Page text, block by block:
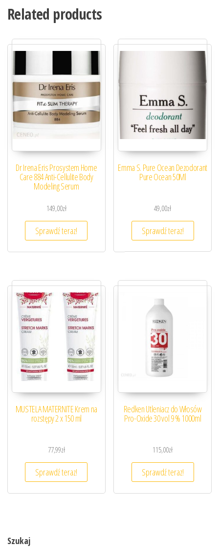
Related products
Dr Irena Eris Prosystem Home
Care 884 Anti-Cellulite Body
Modeling Serum
149,00zł
Sprawdź teraz!
Emma S. Pure Ocean Dezodorant
Pure Ocean 50Ml
49,00zł
Sprawdź teraz!
MUSTELA MATERNITE Krem na
rozstępy 2 x 150 ml
77,99zł
Sprawdź teraz!
Redken Utleniacz do Włosów
Pro-Oxide 30 vol 9 % 1000ml
115,00zł
Sprawdź teraz!
Szukaj